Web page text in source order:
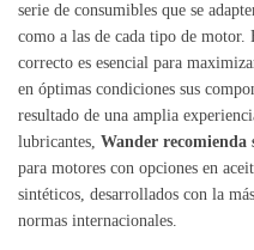
serie de consumibles que se
como a las de cada tipo de
correcto es esencial para
en óptimas condiciones sus
resultado de una amplia
lubricantes, Wander recomienda
para motores con opciones en
sintéticos, desarrollados con la
normas internacionales.